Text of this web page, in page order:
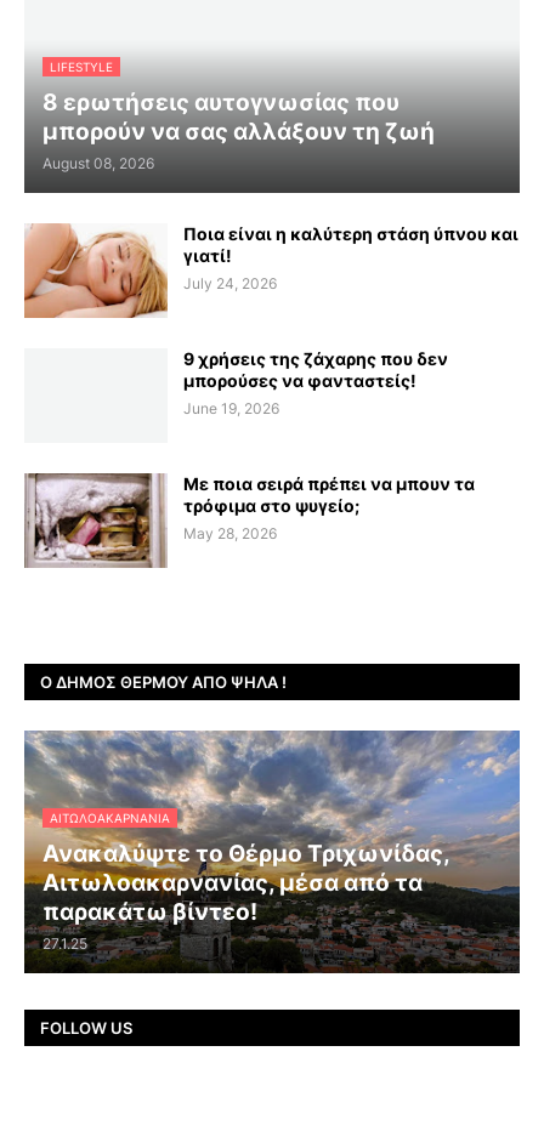
LIFESTYLE
8 ερωτήσεις αυτογνωσίας που
μπορούν να σας αλλάξουν τη ζωή
August 08, 2026
Ποια είναι η καλύτερη στάση ύπνου και
γιατί!
July 24, 2026
9 χρήσεις της ζάχαρης που δεν
μπορούσες να φανταστείς!
June 19, 2026
Με ποια σειρά πρέπει να μπουν τα
τρόφιμα στο ψυγείο;
May 28, 2026
Ο ΔΉΜΟΣ ΘΈΡΜΟΥ ΑΠΌ ΨΗΛΆ !
ΑΙΤΩΛΟΑΚΑΡΝΑΝΊΑ
Ανακαλύψτε το Θέρμο Τριχωνίδας,
Αιτωλοακαρνανίας, μέσα από τα
παρακάτω βίντεο!
27.1.25
FOLLOW US